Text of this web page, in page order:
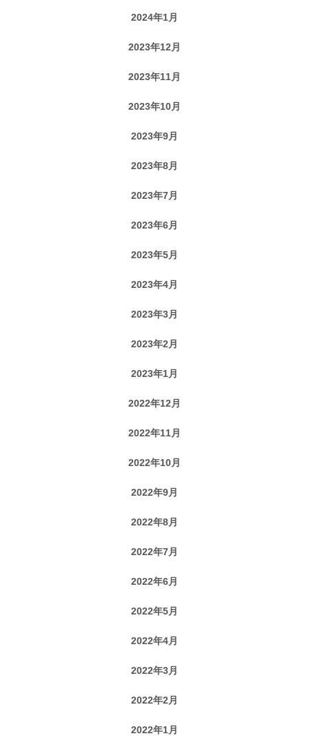
2024年1月
2023年12月
2023年11月
2023年10月
2023年9月
2023年8月
2023年7月
2023年6月
2023年5月
2023年4月
2023年3月
2023年2月
2023年1月
2022年12月
2022年11月
2022年10月
2022年9月
2022年8月
2022年7月
2022年6月
2022年5月
2022年4月
2022年3月
2022年2月
2022年1月